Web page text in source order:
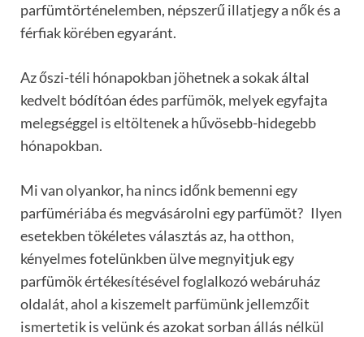
parfümtörténelemben, népszerű illatjegy a nők és a
férfiak körében egyaránt.
Az őszi-téli hónapokban jöhetnek a sokak által
kedvelt bódítóan édes parfümök, melyek egyfajta
melegséggel is eltöltenek a hűvösebb-hidegebb
hónapokban.
Mi van olyankor, ha nincs időnk bemenni egy
parfümériába és megvásárolni egy parfümöt? Ilyen
esetekben tökéletes választás az, ha otthon,
kényelmes fotelünkben ülve megnyitjuk egy
parfümök értékesítésével foglalkozó webáruház
oldalát, ahol a kiszemelt parfümünk jellemzőit
ismertetik is velünk és azokat sorban állás nélkül